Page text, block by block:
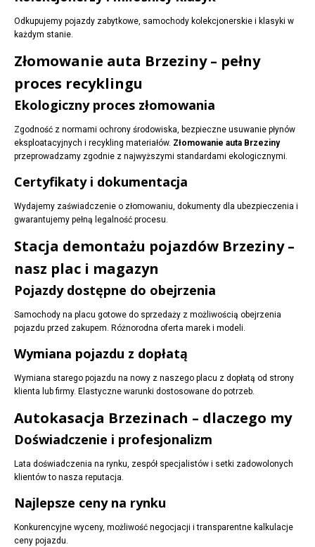
Odkupujemy pojazdy zabytkowe, samochody kolekcjonerskie i klasyki w
każdym stanie.
Złomowanie auta Brzeziny – pełny
proces recyklingu
Ekologiczny proces złomowania
Zgodność z normami ochrony środowiska, bezpieczne usuwanie płynów
eksploatacyjnych i recykling materiałów. Złomowanie auta Brzeziny
przeprowadzamy zgodnie z najwyższymi standardami ekologicznymi.
Certyfikaty i dokumentacja
Wydajemy zaświadczenie o złomowaniu, dokumenty dla ubezpieczenia i
gwarantujemy pełną legalność procesu.
Stacja demontażu pojazdów Brzeziny –
nasz plac i magazyn
Pojazdy dostępne do obejrzenia
Samochody na placu gotowe do sprzedaży z możliwością obejrzenia
pojazdu przed zakupem. Różnorodna oferta marek i modeli.
Wymiana pojazdu z dopłatą
Wymiana starego pojazdu na nowy z naszego placu z dopłatą od strony
klienta lub firmy. Elastyczne warunki dostosowane do potrzeb.
Autokasacja Brzezinach – dlaczego my
Doświadczenie i profesjonalizm
Lata doświadczenia na rynku, zespół specjalistów i setki zadowolonych
klientów to nasza reputacja.
Najlepsze ceny na rynku
Konkurencyjne wyceny, możliwość negocjacji i transparentne kalkulacje
ceny pojazdu.